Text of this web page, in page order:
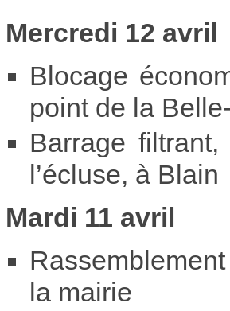
Mercredi 12 avril
Blocage
point de la
Barrage
l’écluse, à Blain
Mardi 11 avril
la mairie